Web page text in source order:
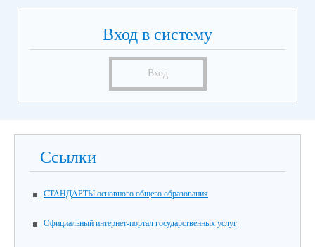
Вход в систему
Вход
Ссылки
СТАНДАРТЫ основного общего образования
Официальный интернет-портал государственных услуг